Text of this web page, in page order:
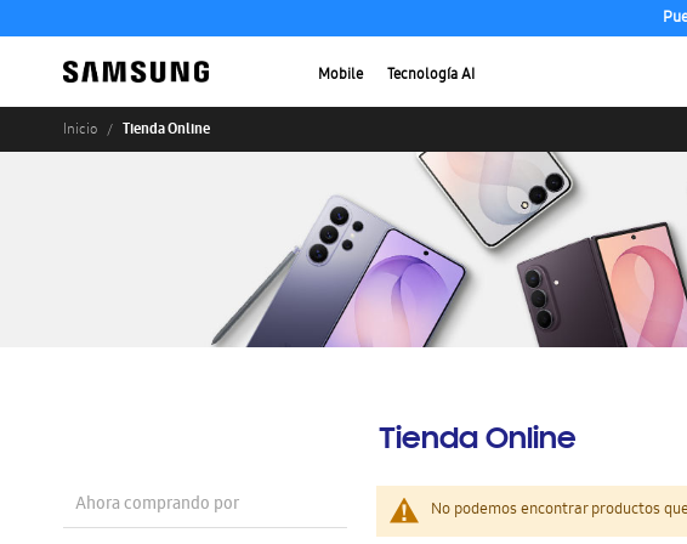
Mobile Tecnología AI
Inicio Tienda Online
Tienda Online
No podemos encontrar productos
Ahora comprando por